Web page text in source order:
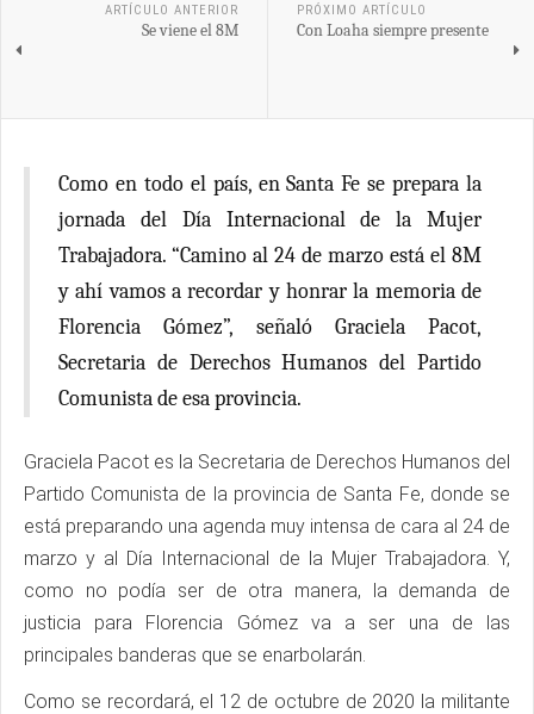
ARTÍCULO ANTERIOR
Se viene el 8M
PRÓXIMO ARTÍCULO
Con Loaha siempre presente
Como en todo el país, en Santa Fe se prepara la
jornada del Día Internacional de la Mujer
Trabajadora. “Camino al 24 de marzo está el 8M
y ahí vamos a recordar y honrar la memoria de
Florencia Gómez”, señaló Graciela Pacot,
Secretaria de Derechos Humanos del Partido
Comunista de esa provincia.
Graciela Pacot es la Secretaria de Derechos Humanos del
Partido Comunista de la provincia de Santa Fe, donde se
está preparando una agenda muy intensa de cara al 24 de
marzo y al Día Internacional de la Mujer Trabajadora. Y,
como no podía ser de otra manera, la demanda de
justicia para Florencia Gómez va a ser una de las
principales banderas que se enarbolarán.
Como se recordará, el 12 de octubre de 2020 la militante